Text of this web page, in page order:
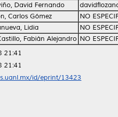
David Fernando
Carlos Gómez
NO
Lidia
NO
Fabián Alejandro NO
21:41
21:41
id/eprint/13423